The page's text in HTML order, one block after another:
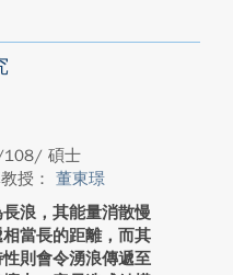
碩士
授： 董東璟
浪，其能量消散慢
當長的距離，而其
則會令湧浪傳遞至